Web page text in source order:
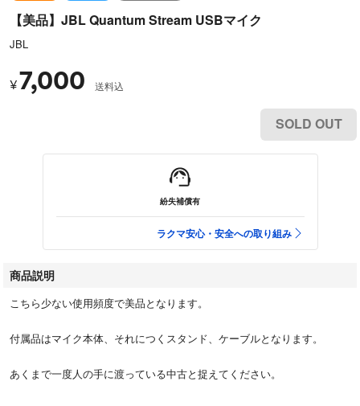
【美品】JBL Quantum Stream USBマイク
JBL
¥7,000 送料込
SOLD OUT
紛失補償有
ラクマ安心・安全への取り組み
商品説明
こちら少ない使用頻度で美品となります。
付属品はマイク本体、それにつくスタンド、ケーブルとなります。
あくまで一度人の手に渡っている中古と捉えてください。